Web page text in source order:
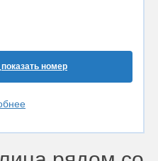
показать номер